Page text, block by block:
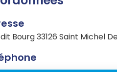
Bourg 33126 Saint Michel